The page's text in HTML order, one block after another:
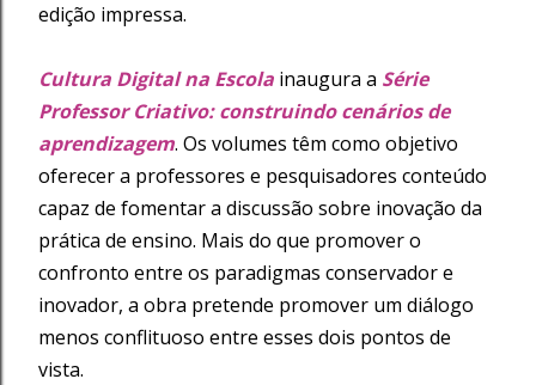
edição impressa.
Cultura Digital na Escola inaugura a Série
Professor Criativo: construindo cenários de
aprendizagem. Os volumes têm como objetivo
oferecer a professores e pesquisadores conteúdo
capaz de fomentar a discussão sobre inovação da
prática de ensino. Mais do que promover o
confronto entre os paradigmas conservador e
inovador, a obra pretende promover um diálogo
menos conflituoso entre esses dois pontos de
vista.